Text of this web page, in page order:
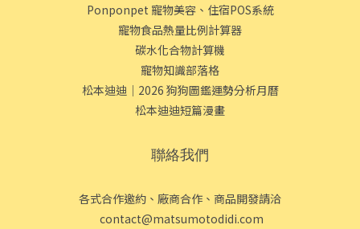
Ponponpet 寵物美容、住宿POS系統
寵物食品熱量比例計算器
碳水化合物計算機
寵物知識部落格
松本迪迪｜2026 狗狗圖鑑運勢分析月曆
松本迪迪短篇漫畫
聯絡我們
各式合作邀約、廠商合作、商品開發請洽
contact@matsumotodidi.com